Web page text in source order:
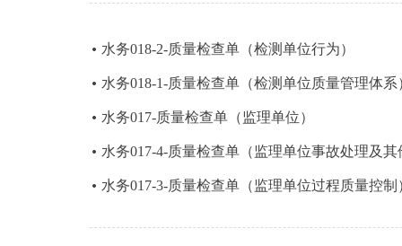
水务018-2-质量检查单（检测单位行为）
水务018-1-质量检查单（检测单位质量管理体系
水务017-质量检查单（监理单位）
水务017-4-质量检查单（监理单位事故处理及其
水务017-3-质量检查单（监理单位过程质量控制